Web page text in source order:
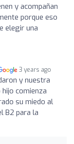
y acompañan
porque eso
elegir una
3 years ago
y nuestra
comienza
su miedo al
B2 para la